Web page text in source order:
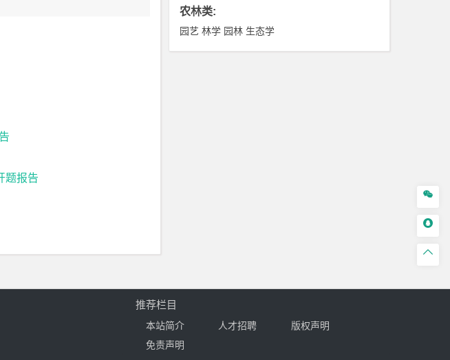
题报告
农林类:
园艺 林学 园林 生态学



推荐栏目
本站简介 人才招聘
版权声明
免责声明